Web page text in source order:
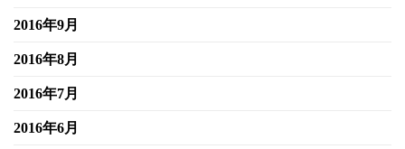
2016年9月
2016年8月
2016年7月
2016年6月